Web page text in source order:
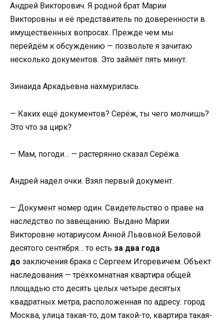
Андрей Викторович. Я родной брат Марии
Викторовны и её представитель по доверенности в
имущественных вопросах. Прежде чем мы
перейдём к обсуждению — позвольте я зачитаю
несколько документов. Это займёт пять минут.
Зинаида Аркадьевна нахмурилась.
— Каких ещё документов? Серёж, ты чего молчишь?
Это что за цирк?
— Мам, погоди… — растерянно сказал Серёжа.
Андрей надел очки. Взял первый документ.
— Документ номер один. Свидетельство о праве на
наследство по завещанию. Выдано Марии
Викторовне нотариусом Анной Львовной Беловой
десятого сентября… то есть за два года
до заключения брака с Сергеем Игоревичем. Объект
наследования — трёхкомнатная квартира общей
площадью сто десять целых четыре десятых
квадратных метра, расположенная по адресу: город
Москва, улица такая-то, дом такой-то, квартира такая-